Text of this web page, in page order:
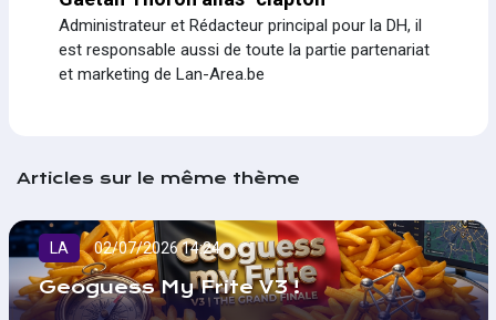
Administrateur et Rédacteur principal pour la DH, il
est responsable aussi de toute la partie partenariat
et marketing de Lan-Area.be
Articles sur le même thème
LA 02/07/2026 14:24
Geoguess My Frite V3 !